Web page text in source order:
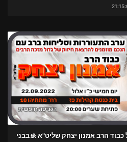
הרב אמנון יצחק שליט"א 🚸בבני